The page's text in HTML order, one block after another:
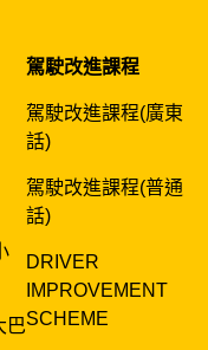
巴
駕駛改進課程
駕駛改進課程(廣東
話)
駕駛改進課程(普通
話)
DRIVER
IMPROVEMENT
SCHEME